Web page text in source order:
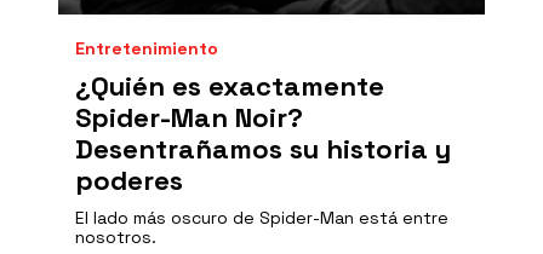
Entretenimiento
¿Quién es exactamente
Spider-Man Noir?
Desentrañamos su historia y
poderes
El lado más oscuro de Spider-Man está entre
nosotros.